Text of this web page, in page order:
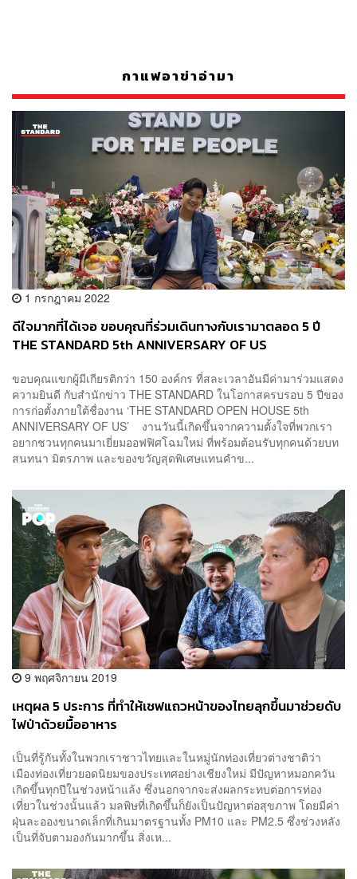
กาแฟอาข่าอ่ามา
1 กรกฎาคม 2022
ดีใจมากที่ได้เจอ ขอบคุณที่ร่วมเดินทางกับเรามาตลอด 5 ปี
THE STANDARD 5th ANNIVERSARY OF US
ขอบคุณแขกผู้มีเกียรติกว่า 150 องค์กร ที่สละเวลาอันมีค่ามาร่วมแสดง
ความยินดี กับสำนักข่าว THE STANDARD ในโอกาสครบรอบ 5 ปีของ
การก่อตั้งภายใต้ชื่องาน ‘THE STANDARD OPEN HOUSE 5th
ANNIVERSARY OF US’ งานวันนี้เกิดขึ้นจากความตั้งใจที่พวกเรา
อยากชวนทุกคนมาเยี่ยมออฟฟิศโฉมใหม่ ที่พร้อมต้อนรับทุกคนด้วยบท
สนทนา มิตรภาพ และของขวัญสุดพิเศษแทนคำข...
9 พฤศจิกายน 2019
เหตุผล 5 ประการ ที่ทำให้เชฟแถวหน้าของไทยลุกขึ้นมาช่วยดับ
ไฟป่าด้วยมื้ออาหาร
เป็นที่รู้กันทั้งในพวกเราชาวไทยและในหมู่นักท่องเที่ยวต่างชาติว่า
เมืองท่องเที่ยวยอดนิยมของประเทศอย่างเชียงใหม่ มีปัญหาหมอกควัน
เกิดขึ้นทุกปีในช่วงหน้าแล้ง ซึ่งนอกจากจะส่งผลกระทบต่อการท่อง
เที่ยวในช่วงนั้นแล้ว มลพิษที่เกิดขึ้นก็ยังเป็นปัญหาต่อสุขภาพ โดยมีค่า
ฝุ่นละอองขนาดเล็กที่เกินมาตรฐานทั้ง PM10 และ PM2.5 ซึ่งช่วงหลัง
เป็นที่จับตามองกันมากขึ้น สิ่งเห...